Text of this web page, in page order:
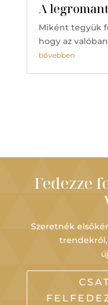
A
Miként tegyük
hogy az
bővebben
Fedezze
Szeretnék